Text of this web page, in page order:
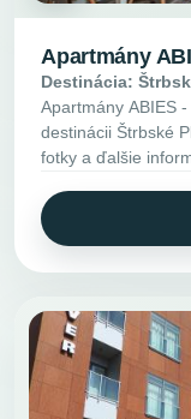
Apartmány
Destinácia:
Apartmány ABIES
destinácii Štrbské
fotky a ďalšie